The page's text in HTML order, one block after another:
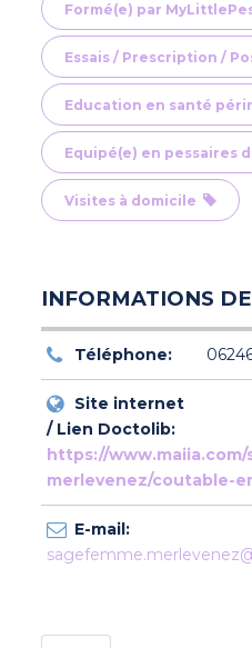
Formé(e) par
Essais / Prescription /
Education en santé
Equipé(e) en pessaires
Visites à domicile
INFORMATIONS
Téléphone:
Site internet
/ Lien Doctolib:
https://
merlevenez/coutable-
E-mail: